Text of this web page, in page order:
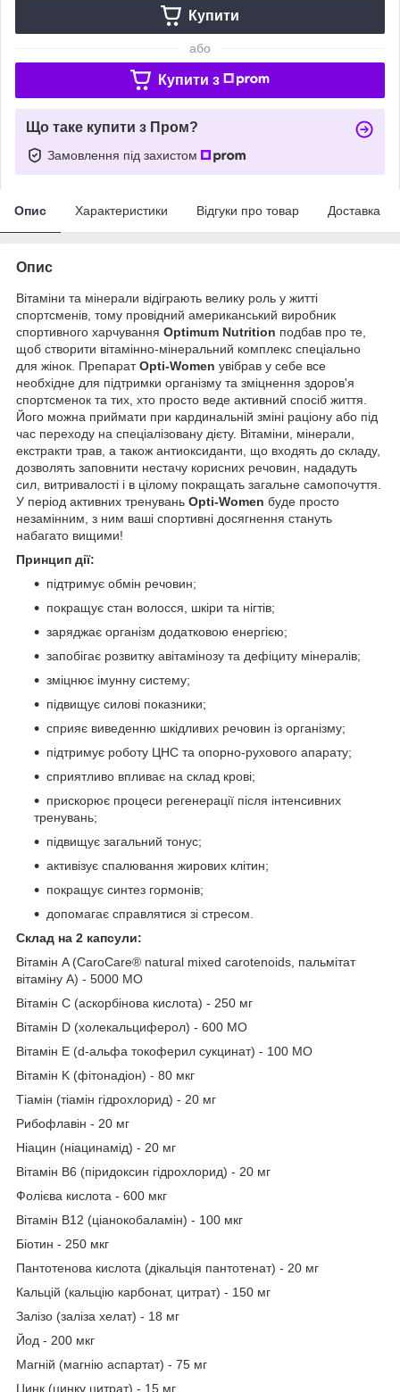
Купити
або
Купити з
Що таке купити з Пром?
Замовлення під захистом
Опис Характеристики Відгуки про товар Доставка
Опис
Вітаміни та мінерали відіграють велику роль у житті
спортсменів, тому провідний американський виробник
спортивного харчування Optimum Nutrition подбав про те,
щоб створити вітамінно-мінеральний комплекс спеціально
для жінок. ПрепаратOpti-Women увібрав у себе все
необхідне для підтримки організму та зміцнення здоров'я
спортсменок та тих, хто просто веде активний спосіб життя.
Його можна приймати при кардинальній зміні раціону або під
час переходу на спеціалізовану дієту. Вітаміни, мінерали,
екстракти трав, а також антиоксиданти, що входять до складу,
дозволять заповнити нестачу корисних речовин, нададуть
сил, витривалості і в цілому покращать загальне самопочуття.
У період активних тренувань Opti-Women буде просто
незамінним, з ним ваші спортивні досягнення стануть
набагато вищими!
Принцип дії:
підтримує обмін речовин;
покращує стан волосся, шкіри та нігтів;
заряджає організм додатковою енергією;
запобігає розвитку авітамінозу та дефіциту мінералів;
зміцнює імунну систему;
підвищує силові показники;
сприяє виведенню шкідливих речовин із організму;
підтримує роботу ЦНС та опорно-рухового апарату;
сприятливо впливає на склад крові;
прискорює процеси регенерації після інтенсивних
тренувань;
підвищує загальний тонус;
активізує спалювання жирових клітин;
покращує синтез гормонів;
допомагає справлятися зі стресом.
Склад на 2 капсули:
Вітамін A (CaroCare® natural mixed carotenoids, пальмітат
вітаміну А) - 5000 МО
Вітамін C (аскорбінова кислота) - 250 мг
Вітамін D (холекальциферол) - 600 МО
Вітамін E (d-альфа токоферил сукцинат) - 100 МО
Вітамін K (фітонадіон) - 80 мкг
Тіамін (тіамін гідрохлорид) - 20 мг
Рибофлавін - 20 мг
Ніацин (ніацинамід) - 20 мг
Вітамін B6 (піридоксин гідрохлорид) - 20 мг
Фолієва кислота - 600 мкг
Вітамін B12 (ціанокобаламін) - 100 мкг
Біотин - 250 мкг
Пантотенова кислота (дікальція пантотенат) - 20 мг
Кальцій (кальцію карбонат, цитрат) - 150 мг
Залізо (заліза хелат) - 18 мг
Йод - 200 мкг
Магній (магнію аспартат) - 75 мг
Цинк (цинку цитрат) - 15 мг